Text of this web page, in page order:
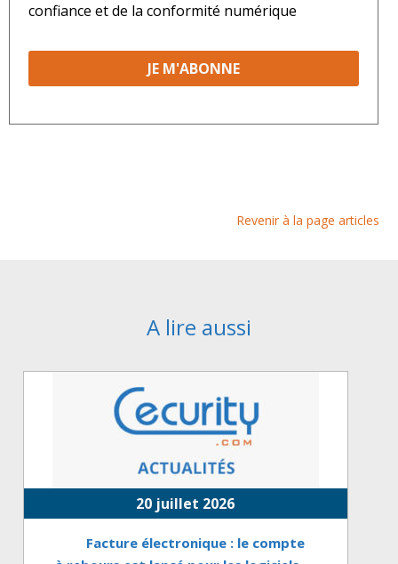
confiance et de la conformité numérique
Revenir à la page articles
A lire aussi
20 juillet 2026
Facture électronique : le compte